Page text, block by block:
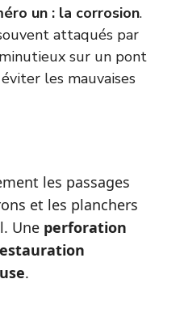
un : la corrosion.
attaqués par
sur un pont
les mauvaises
les passages
et les planchers
Une perforation
.